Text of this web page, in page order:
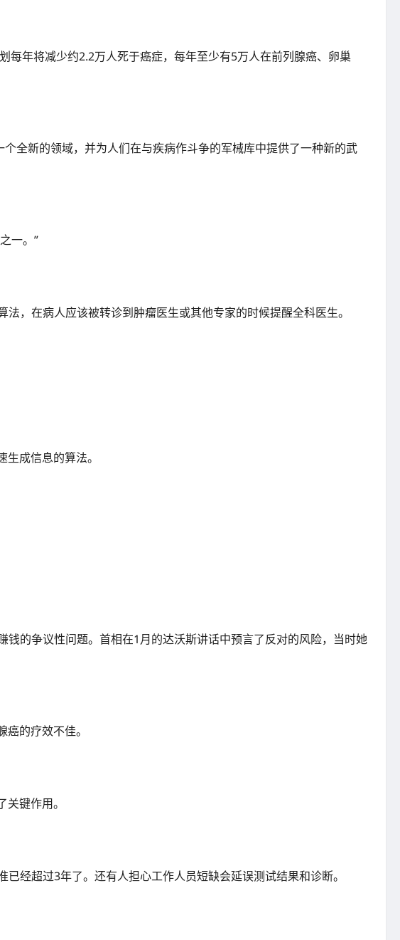
年将减少约2.2万人死于癌症，每年至少有5万人在前列腺癌、卵巢
全新的领域，并为人们在与疾病作斗争的军械库中提供了一种新的武
一。”
，在病人应该被转诊到肿瘤医生或其他专家的时候提醒全科医生。
成信息的算法。
的争议性问题。首相在1月的达沃斯讲话中预言了反对的风险，当时她
的疗效不佳。
键作用。
经超过3年了。还有人担心工作人员短缺会延误测试结果和诊断。